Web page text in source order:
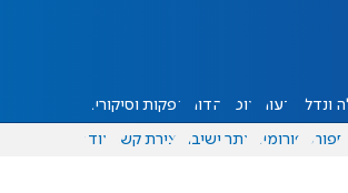
ונדל"ן דעות אוכל יהדות הפקות וסיקורים
ספורט פורומים אתר ישיבה יצירת קשר עוד